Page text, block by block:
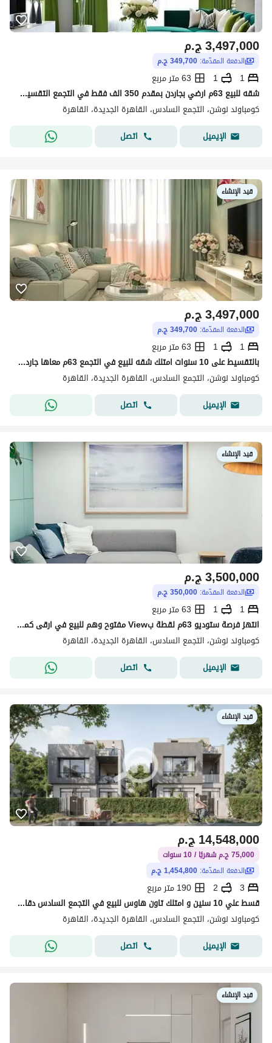
ج.م3,497,000
الدفعة المقدّمة: 349,700 ج.م
1
1
63 متر مربع
شقه للبيع 63م ارضي بجاردن بمقدم 350 الف فقط في التجمع التقسيط على 10 سنوات واقل قسط شهري في كمبوند بالقرب من الجامعه الامريكيه
كومباوند نوشن، التجمع السادس، القاهرة الجديدة، القاهرة
الإيميل
اتصل
قيد الإنشاء
ج.م3,497,000
الدفعة المقدّمة: 349,700 ج.م
1
1
63 متر مربع
بالتقسيط على 10 سنوات امتلك شقه للبيع في التجمع 63م معاها جاردن واقل قسط شهري في كمبوند بالقرب من الجامعه الامريكيه
كومباوند نوشن، التجمع السادس، القاهرة الجديدة، القاهرة
الإيميل
اتصل
قيد الإنشاء
ج.م3,500,000
الدفعة المقدّمة: 350,000 ج.م
1
1
63 متر مربع
انتهز فرصة ستوديو 63م لقطة بView مفتوح وهم للبيع في ارقى كمبوند في التجمع
كومباوند نوشن، التجمع السادس، القاهرة الجديدة، القاهرة
الإيميل
اتصل
قيد الإنشاء
ج.م14,548,000
75,000 ج.م شهريًا / 10 سنوات
الدفعة المقدّمة: 1,454,800 ج.م
3
2
190 متر مربع
قسط علي 10 سنين و امتلك تاون هاوس للبيع في التجمع السادس دقايق من الجامعه الامريكيه
كومباوند نوشن، التجمع السادس، القاهرة الجديدة، القاهرة
الإيميل
اتصل
قيد الإنشاء